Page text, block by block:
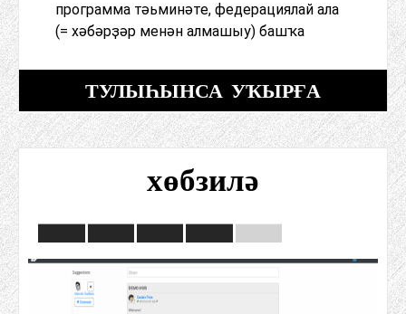
программа тәьминәте, федерациялай ала
(= хәбәрҙәр менән алмашыу) башҡа
ТУЛЫҺЫНСА УҠЫРҒА
хөбзилә